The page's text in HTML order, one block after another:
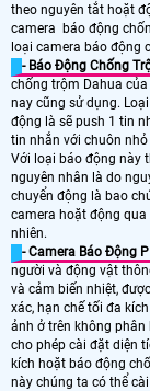
theo nguyên tắt hoặt
camera báo động
loại camera báo động
- Báo Động Chống
chống trộm Dahua
nay cũng sử dụng.
động là sẽ push 1 tin
tin nhắn với chuôn
Với loại báo động này
nguyên nhân là do
chuyển động là bao
camera hoặt động
nhiên.
- Camera Báo Động
người và động vật
và cảm biến nhiệt,
xác, hạn chế tối đa
ảnh ở trên không phân
cho phép cài đặt diện
kích hoặt báo động
này chúng ta có thể